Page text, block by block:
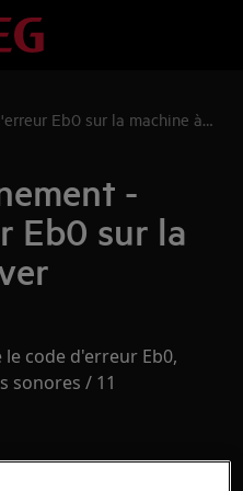
Eb0 sur la machine à
-
Eb0 sur la
le code d'erreur Eb0,
sonores / 11